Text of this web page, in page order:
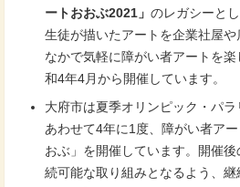
ートおおぶ2021」 のレガシーと
生徒が描いたアートを企業社屋
なかで気軽に障がい者アートを
和4年4月から開催しています。
大府市は夏季オリンピック・パ
あわせて4年に1度、障がい者ア
おぶ」を開催しています。開催
続可能な取り組みとなるよう、